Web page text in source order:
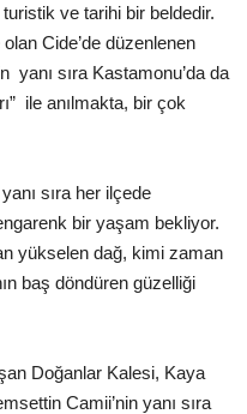
ve tarihi bir beldedir.
Cide’de düzenlenen
yanı sıra Kastamonu’da da
ile anılmakta, bir çok
sıra her ilçede
bir yaşam bekliyor.
yükselen dağ, kimi zaman
baş döndüren güzelliği
Doğanlar Kalesi, Kaya
Camii’nin yanı sıra